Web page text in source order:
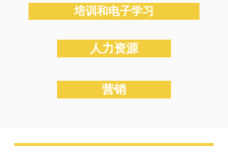
培训和电子学习
人力资源
营销